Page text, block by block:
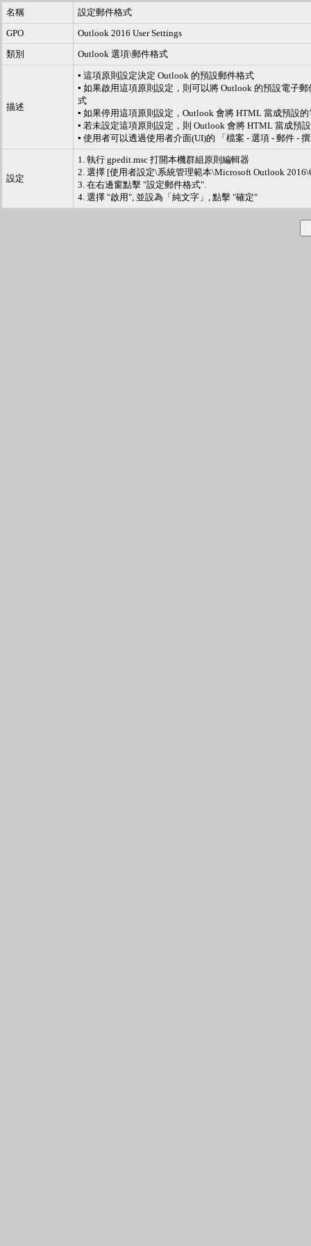
名稱
設定郵件格式
GPO
Outlook 2016 User Settings
類別
Outlook 選項\郵件格式
描述
▪ 這項原則設定決定 Outlook 的預設郵件格式
▪ 如果啟用這項原則設定，則可以將 Outlook 的預設電子
式
▪ 如果停用這項原則設定，Outlook 會將 HTML 當成預設
▪ 若未設定這項原則設定，則 Outlook 會將 HTML 當成預
▪ 使用者可以透過使用者介面(UI)的 「檔案 - 選項 - 郵件 -
設定
1. 執行 gpedit.msc 打開本機群組原則編輯器
2. 選擇 [使用者設定\系統管理範本\Microsoft Outlook
3. 在右邊窗點擊 "設定郵件格式".
4. 選擇 "啟用", 並設為「純文字」, 點擊 "確定"